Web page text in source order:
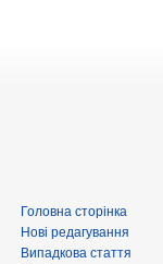
Головна сторінка
Нові редагування
Випадкова стаття